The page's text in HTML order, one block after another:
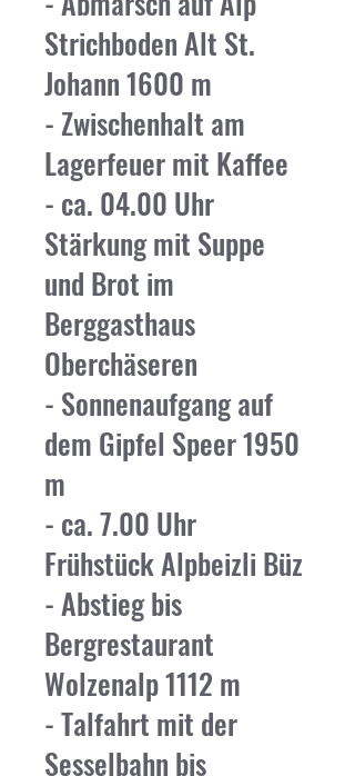
Strichboden Alt St.
Johann 1600 m
- Zwischenhalt am
Lagerfeuer mit Kaffee
- ca. 04.00 Uhr
Stärkung mit Suppe
und Brot im
Berggasthaus
Oberchäseren
- Sonnenaufgang auf
dem Gipfel Speer 1950
m
- ca. 7.00 Uhr
Frühstück Alpbeizli Büz
- Abstieg bis
Bergrestaurant
Wolzenalp 1112 m
- Talfahrt mit der
Sesselbahn bis